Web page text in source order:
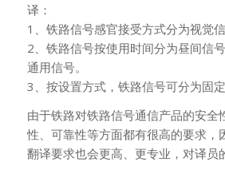
译：
1、铁路信号感官接受方式分为视觉信
2、铁路信号按使用时间分为昼间信
通用信号。
3、按设置方式，铁路信号可分为固定
由于铁路对铁路信号通信产品的安全
性、可靠性等方面都有很高的要求，
翻译要求也会更高、更专业，对译员